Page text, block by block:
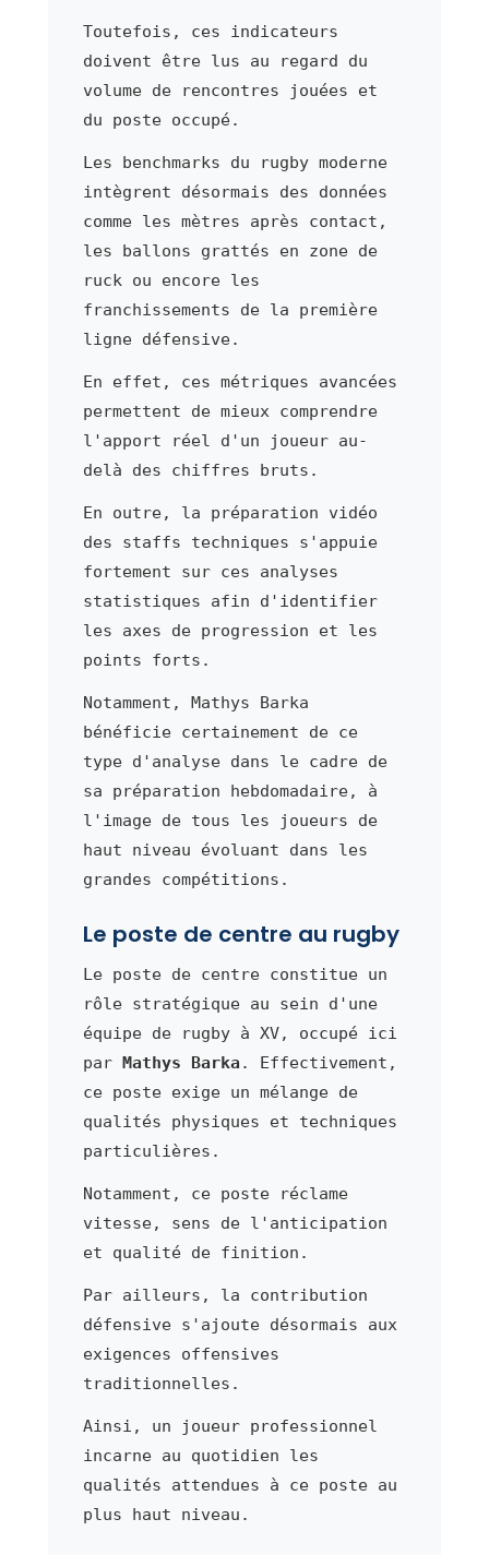
Toutefois, ces indicateurs
doivent être lus au regard du
volume de rencontres jouées et
du poste occupé.
Les benchmarks du rugby moderne
intègrent désormais des données
comme les mètres après contact,
les ballons grattés en zone de
ruck ou encore les
franchissements de la première
ligne défensive.
En effet, ces métriques avancées
permettent de mieux comprendre
l'apport réel d'un joueur au-
delà des chiffres bruts.
En outre, la préparation vidéo
des staffs techniques s'appuie
fortement sur ces analyses
statistiques afin d'identifier
les axes de progression et les
points forts.
Notamment, Mathys Barka
bénéficie certainement de ce
type d'analyse dans le cadre de
sa préparation hebdomadaire, à
l'image de tous les joueurs de
haut niveau évoluant dans les
grandes compétitions.
Le poste de centre au rugby
Le poste de centre constitue un
rôle stratégique au sein d'une
équipe de rugby à XV, occupé ici
par Mathys Barka . Effectivement,
ce poste exige un mélange de
qualités physiques et techniques
particulières.
Notamment, ce poste réclame
vitesse, sens de l'anticipation
et qualité de finition.
Par ailleurs, la contribution
défensive s'ajoute désormais aux
exigences offensives
traditionnelles.
Ainsi, un joueur professionnel
incarne au quotidien les
qualités attendues à ce poste au
plus haut niveau.